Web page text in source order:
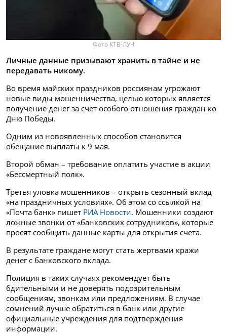
Фото КТВ-ЛУЧ
Личные данные призывают хранить в тайне и не
передавать никому.
Во время майских праздников россиянам угрожают
новые виды мошенничества, целью которых является
получение денег за счет особого отношения граждан ко
Дню Победы.
Одним из новоявленных способов становится
обещание выплаты к 9 мая.
Второй обман – требование оплатить участие в акции
«Бессмертный полк».
Третья уловка мошенников – открыть сезонный вклад
«на праздничных условиях». Об этом со ссылкой на
«Почта банк» пишет РИА Новости. Мошенники создают
ложные звонки от «банковских сотрудников», которые
просят сообщить данные карты для открытия счета.
В результате граждане могут стать жертвами кражи
денег с банковского вклада.
Полиция в таких случаях рекомендует быть
бдительными и не доверять подозрительным
сообщениям, звонкам или предложениям. В случае
сомнений лучше обратиться в банк или другие
официальные учреждения для подтверждения
информации.